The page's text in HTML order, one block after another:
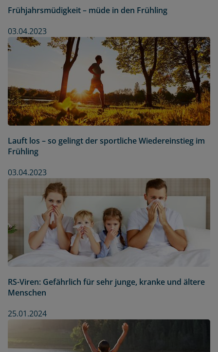
Frühjahrsmüdigkeit – müde in den Frühling
03.04.2023
Lauft los – so gelingt der sportliche Wiedereinstieg im
Frühling
03.04.2023
RS-Viren: Gefährlich für sehr junge, kranke und ältere
Menschen
25.01.2024